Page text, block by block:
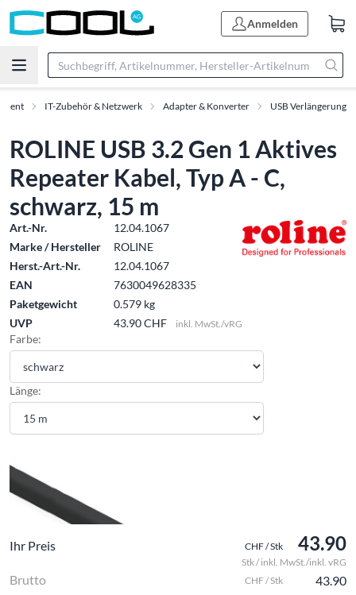
Anmelden
IT-Zubehör & Netzwerk Adapter & Konverter USB Verlängerung
ROLINE USB 3.2 Gen 1 Aktives
Repeater Kabel, Typ A - C,
schwarz, 15 m
Art.-Nr.
12.04.1067
Marke / Hersteller
ROLINE
Herst.-Art.-Nr.
12.04.1067
EAN
7630049628335
Paketgewicht
0.579 kg
UVP
43.90 CHF inkl. MwSt./vRG
Farbe:
Länge:
Ihr Preis CHF / Stk 43.90
Stk / inkl. MwSt./inkl. vRG
Brutto CHF / Stk 43.90